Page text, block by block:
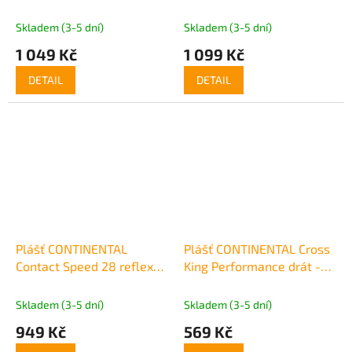
Skladem (3-5 dní)
1 049 Kč
DETAIL
Skladem (3-5 dní)
1 099 Kč
DETAIL
Plášť CONTINENTAL
Contact Speed 28 reflex
Skladem (3-5 dní)
949 Kč
Plášť CONTINENTAL Cross
King Performance drát -
Skladem (3-5 dní)
569 Kč